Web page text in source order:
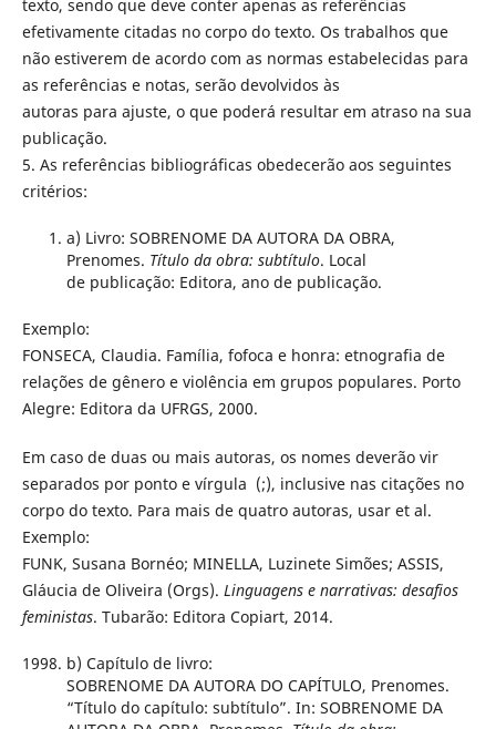
texto, sendo que deve conter apenas as referências
efetivamente citadas no corpo do texto. Os trabalhos que
não estiverem de acordo com as normas estabelecidas para
as referências e notas, serão devolvidos às
autoras para ajuste, o que poderá resultar em atraso na sua
publicação.
5. As referências bibliográficas obedecerão aos seguintes
critérios:
a) Livro: SOBRENOME DA AUTORA DA OBRA,
Prenomes. Título da obra: subtítulo. Local
de publicação: Editora, ano de publicação.
Exemplo:
FONSECA, Claudia. Família, fofoca e honra: etnografia de
relações de gênero e violência em grupos populares. Porto
Alegre: Editora da UFRGS, 2000.
Em caso de duas ou mais autoras, os nomes deverão vir
separados por ponto e vírgula (;), inclusive nas citações no
corpo do texto. Para mais de quatro autoras, usar et al.
Exemplo:
FUNK, Susana Bornéo; MINELLA, Luzinete Simões; ASSIS,
Gláucia de Oliveira (Orgs). Linguagens e narrativas: desafios
feministas. Tubarão: Editora Copiart, 2014.
b) Capítulo de livro:
SOBRENOME DA AUTORA DO CAPÍTULO, Prenomes.
“Título do capítulo: subtítulo”. In: SOBRENOME DA